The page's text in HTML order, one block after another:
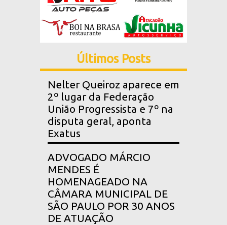
Últimos Posts
Nelter Queiroz aparece em
2º lugar da Federação
União Progressista e 7º na
disputa geral, aponta
Exatus
ADVOGADO MÁRCIO
MENDES É
HOMENAGEADO NA
CÂMARA MUNICIPAL DE
SÃO PAULO POR 30 ANOS
DE ATUAÇÃO